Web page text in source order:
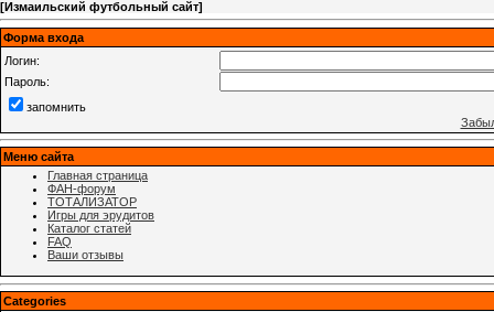
[Измаильский футбольный сайт]
Форма входа
Логин:
Пароль:
запомнить
Меню сайта
Главная страница
ФАН-форум
ТОТАЛИЗАТОР
Игры для эрудитов
Каталог статей
FAQ
Ваши отзывы
Categories